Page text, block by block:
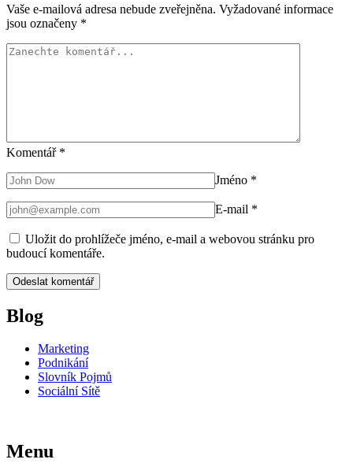
Vaše e-mailová adresa nebude zveřejněna. Vyžadované informace
jsou označeny *
Komentář *
Jméno *
E-mail *
Uložit do prohlížeče jméno, e-mail a webovou stránku pro
budoucí komentáře.
Blog
Marketing
Podnikání
Slovník Pojmů
Sociální Sítě
Menu